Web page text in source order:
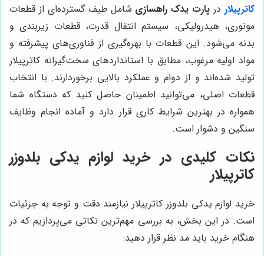
کاترپیلاردر پارت یدک راهسازی شامل طیف گسترده‌ای از قطعات
موتوری، هیدرولیکی، سیستم انتقال قدرت، قطعات زیربندی و
بدنه می‌شود. این قطعات با بهره‌گیری از فناوری‌های پیشرفته و
مواد اولیه مرغوب، مطابق با استانداردهای سخت‌گیرانه کاترپیلار
تولید شده‌اند و از دوام و عملکرد بالایی برخوردارند. با انتخاب
قطعات اصلی، می‌توانید اطمینان حاصل کنید که دستگاه شما
همواره در بهترین شرایط کاری قرار دارد و آماده انجام وظایف
سنگین و دشوار است.
نکات کلیدی در خرید لوازم یدکی بلدوزر
کاترپیلار
خرید لوازم یدکی بلدوزر کاترپیلار نیازمند دقت و توجه به جزئیات
است. در این بخش، به بررسی مهم‌ترین نکاتی می‌پردازیم که در
هنگام خرید باید مد نظر قرار دهید: